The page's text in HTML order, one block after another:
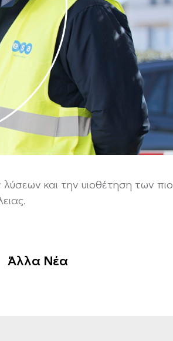
και την υιοθέτηση των πιο
Άλλα Νέα